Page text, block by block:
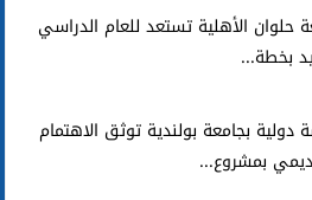
حلوان الأهلية تستعد للعام الدراسي
بخطة...
دولية بجامعة بولندية توثق الاهتمام
بمشروع...